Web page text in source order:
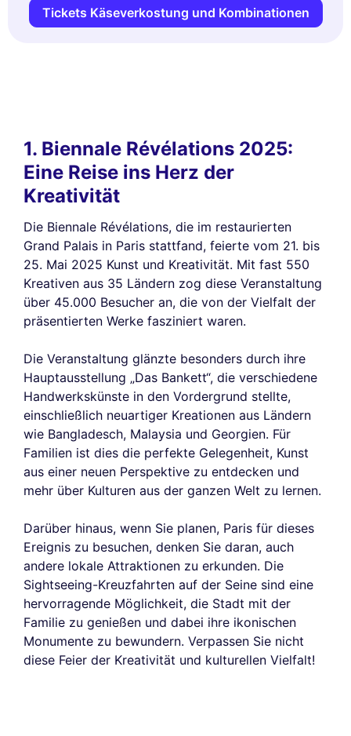
Tickets Käseverkostung und Kombinationen
1. Biennale Révélations 2025:
Eine Reise ins Herz der
Kreativität
Die Biennale Révélations, die im restaurierten
Grand Palais in Paris stattfand, feierte vom 21. bis
25. Mai 2025 Kunst und Kreativität. Mit fast 550
Kreativen aus 35 Ländern zog diese Veranstaltung
über 45.000 Besucher an, die von der Vielfalt der
präsentierten Werke fasziniert waren.
Die Veranstaltung glänzte besonders durch ihre
Hauptausstellung „Das Bankett“, die verschiedene
Handwerkskünste in den Vordergrund stellte,
einschließlich neuartiger Kreationen aus Ländern
wie Bangladesch, Malaysia und Georgien. Für
Familien ist dies die perfekte Gelegenheit, Kunst
aus einer neuen Perspektive zu entdecken und
mehr über Kulturen aus der ganzen Welt zu lernen.
Darüber hinaus, wenn Sie planen, Paris für dieses
Ereignis zu besuchen, denken Sie daran, auch
andere lokale Attraktionen zu erkunden. Die
Sightseeing-Kreuzfahrten auf der Seine sind eine
hervorragende Möglichkeit, die Stadt mit der
Familie zu genießen und dabei ihre ikonischen
Monumente zu bewundern. Verpassen Sie nicht
diese Feier der Kreativität und kulturellen Vielfalt!